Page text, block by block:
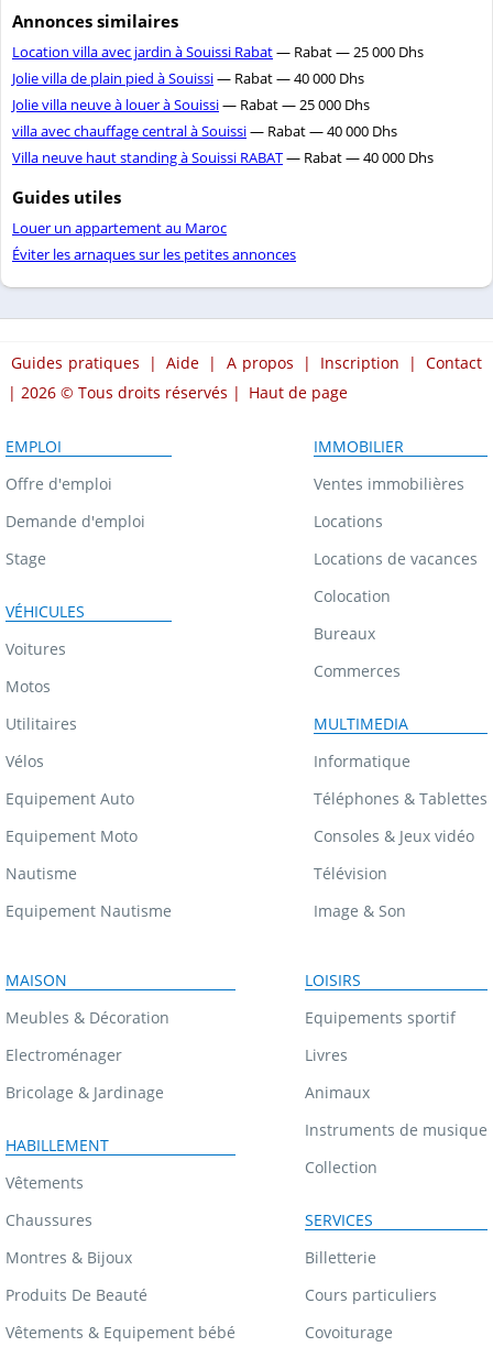
Annonces similaires
Location villa avec jardin à Souissi Rabat— Rabat — 25 000 Dhs
Jolie villa de plain pied à Souissi— Rabat — 40 000 Dhs
Jolie villa neuve à louer à Souissi— Rabat — 25 000 Dhs
villa avec chauffage central à Souissi— Rabat — 40 000 Dhs
Villa neuve haut standing à Souissi RABAT— Rabat — 40 000 Dhs
Guides utiles
Louer un appartement au Maroc
Éviter les arnaques sur les petites annonces
Guides pratiques | Aide | A propos | Inscription | Contact
| 2026 © Tous droits réservés | Haut de page
EMPLOI
Offre d'emploi
Demande d'emploi
Stage
VÉHICULES
Voitures
Motos
Utilitaires
Vélos
Equipement Auto
Equipement Moto
Nautisme
Equipement Nautisme
IMMOBILIER
Ventes immobilières
Locations
Locations de vacances
Colocation
Bureaux
Commerces
MULTIMEDIA
Informatique
Téléphones & Tablettes
Consoles & Jeux vidéo
Télévision
Image & Son
MAISON
Meubles & Décoration
Electroménager
Bricolage & Jardinage
HABILLEMENT
Vêtements
Chaussures
Montres & Bijoux
Produits De Beauté
Vêtements & Equipement bébé
LOISIRS
Equipements sportif
Livres
Animaux
Instruments de musique
Collection
SERVICES
Billetterie
Cours particuliers
Covoiturage